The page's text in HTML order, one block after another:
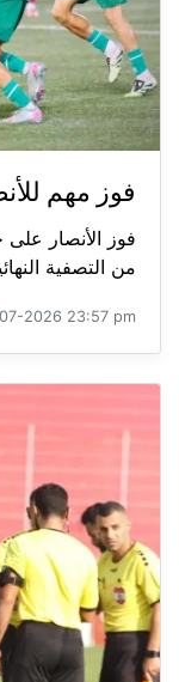
فوز مهم
من التصفية
2026 23:57 pm